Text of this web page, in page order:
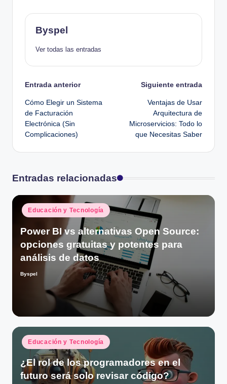
Byspel
Ver todas las entradas
Navegación
de
entradas
Entrada anterior
Cómo Elegir un Sistema
de Facturación
Electrónica (Sin
Complicaciones)
Siguiente entrada
Ventajas de Usar
Arquitectura de
Microservicios: Todo lo
que Necesitas Saber
Entradas relacionadas
Publicado
en
Educación y Tecnología
Power BI vs alternativas Open Source:
opciones gratuitas y potentes para
análisis de datos
Publicado
Byspel
Publicado
en
Educación y Tecnología
¿El rol de los programadores en el
futuro será solo revisar código?